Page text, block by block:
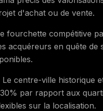
d'achat ou de vente.
fourchette compétitive
acquéreurs en quête de
centre-ville historique
par rapport aux
sur la localisation.